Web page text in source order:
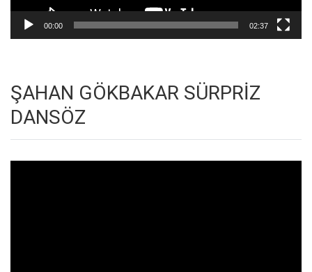
00:00 02:37
ŞAHAN GÖKBAKAR SÜRPRİZ
DANSÖZ